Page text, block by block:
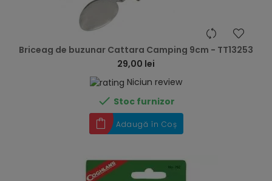
Briceag de buzunar Cattara Camping 9cm - TT13253
29,00 lei
Niciun review
 Stoc furnizor
Adaugă în Coș